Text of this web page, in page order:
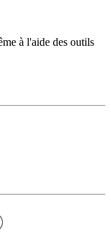
à l'aide des outils